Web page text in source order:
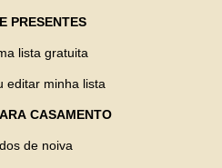
PRESENTES
lista gratuita
editar minha lista
CASAMENTO
de noiva